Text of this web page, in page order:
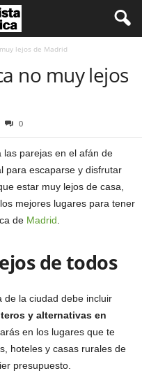
lejos de Madrid
no muy lejos
0
las parejas en el afán de
para escaparse y disfrutar
estar muy lejos de casa,
mejores lugares para tener
de Madrid
de todos
de la ciudad debe incluir
y alternativas en
en los lugares que te
hoteles y casas rurales de
presupuesto.